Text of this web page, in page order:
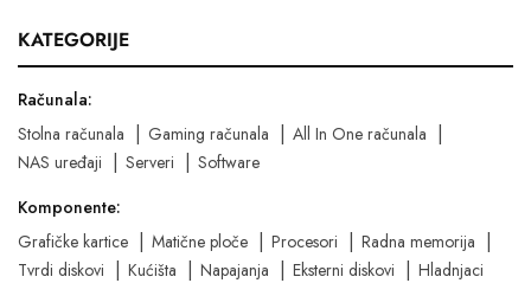
KATEGORIJE
Računala:
Stolna računala
Gaming računala
All In One računala
NAS uređaji
Serveri
Software
Komponente:
Grafičke kartice
Matične ploče Procesori
Radna memorija
Tvrdi diskovi
Kućišta Napajanja Eksterni diskovi
Hladnjaci